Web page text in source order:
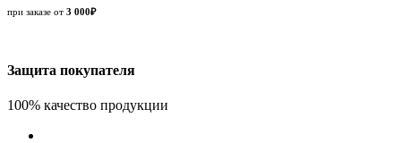
при заказе от 3 000₽
Защита покупателя
100% качество продукции